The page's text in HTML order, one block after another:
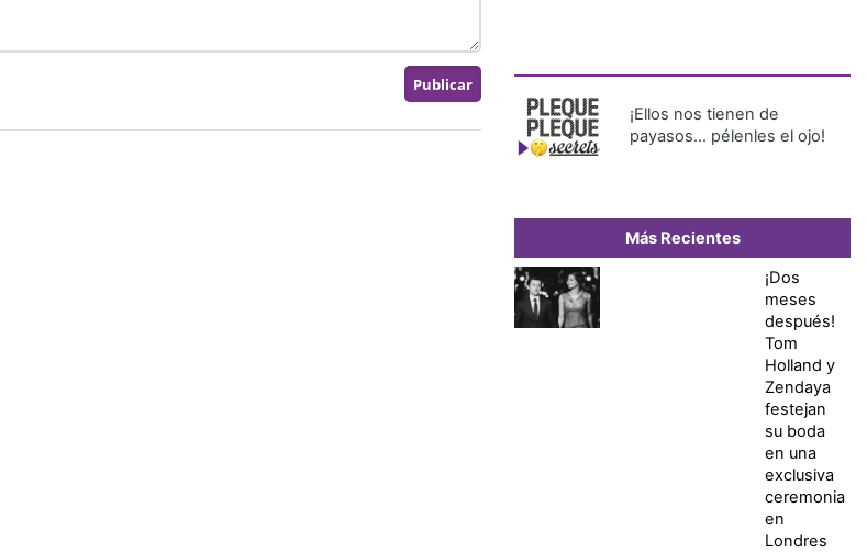
¡Ellos nos tienen de
payasos… pélenles el ojo!
Más Recientes
¡Dos
meses
después!
Tom
Holland y
Zendaya
festejan
su boda
en una
exclusiva
ceremonia
en
Londres